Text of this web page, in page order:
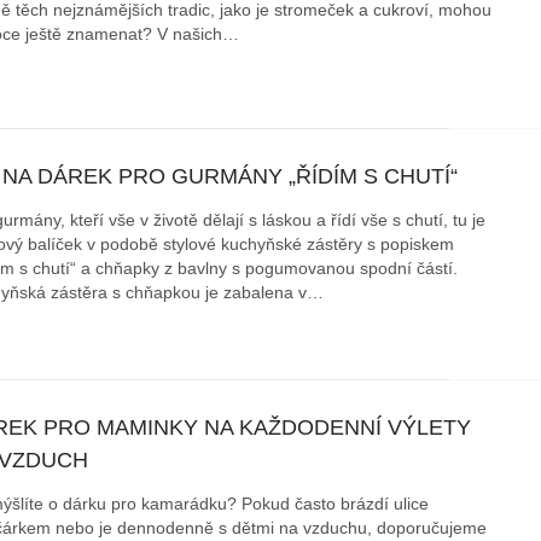
těch nejznámějších tradic, jako je stromeček a cukroví, mohou
ještě znamenat? V našich…
DÁREK PRO GURMÁNY „ŘÍDÍM S CHUTÍ“
kteří vše v životě dělají s láskou a řídí vše s chutí, tu je
balíček v podobě stylové kuchyňské zástěry s popiskem
s chutí“ a chňapky z bavlny s pogumovanou spodní částí.
zástěra s chňapkou je zabalena v…
PRO MAMINKY NA KAŽDODENNÍ VÝLETY
o dárku pro kamarádku? Pokud často brázdí ulice
nebo je dennodenně s dětmi na vzduchu, doporučujeme
správného poutání